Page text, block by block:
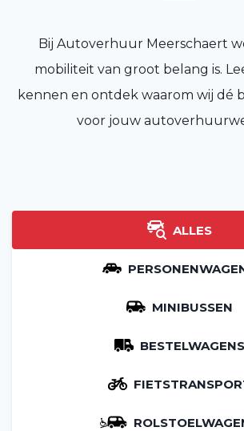
Bij Autoverhuur Meerschaert
mobiliteit van groot belang is.
kennen en ontdek waarom wij dé
voor jouw
ALLES
MINIBUSSEN
BESTELWAGENS